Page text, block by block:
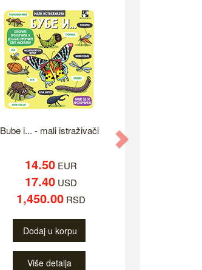
Bube i... - mali istraživači
14.50EUR
17.40USD
1,450.00RSD
Dodaj u korpu
Više detalja